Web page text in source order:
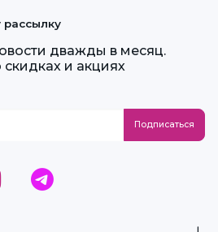
дважды в месяц.
и акциях